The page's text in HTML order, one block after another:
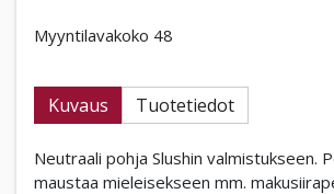
Myyntilavakoko 48
Kuvaus Tuotetiedot
Neutraali pohja Slushin valmistukseen.
maustaa mieleisekseen mm.